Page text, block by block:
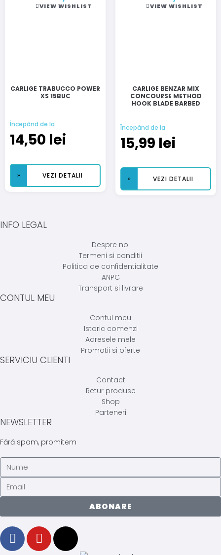
VIEW WISHLIST
CARLIGE TRABUCCO POWER
XS 15BUC
Începând de la
14,50 lei
VEZI DETALII
VIEW WISHLIST
CARLIGE BENZAR MIX
CONCOURSE METHOD
HOOK BLADE BARBED
Începând de la
15,99 lei
VEZI DETALII
INFO LEGAL
Despre noi
Termeni si conditii
Politica de confidentialitate
ANPC
Transport si livrare
CONTUL MEU
Contul meu
Istoric comenzi
Adresele mele
Promotii si oferte
SERVICIU CLIENTI
Contact
Retur produse
Shop
Parteneri
NEWSLETTER
Fără spam, promitem
ABONARE